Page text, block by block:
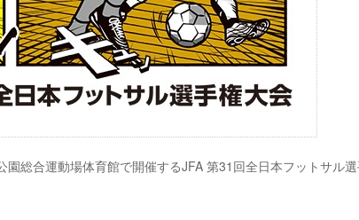
総合運動場体育館で開催するJFA 第31回全日本フットサル